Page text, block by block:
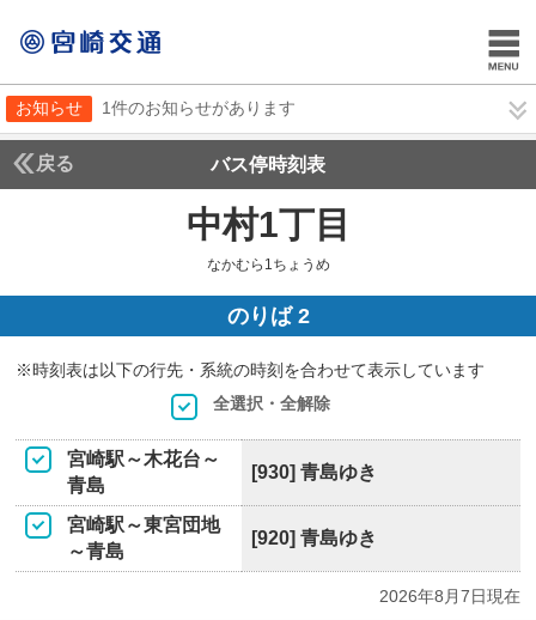
お知らせ 1件のお知らせがあります
戻る バス停時刻表
中村1丁目
なかむら1ちょうめ
のりば 2
※時刻表は以下の行先・系統の時刻を合わせて表示しています
全選択・全解除
宮崎駅～木花台～
青島
[930] 青島ゆき
宮崎駅～東宮団地
～青島
[920] 青島ゆき
2026年8月7日現在